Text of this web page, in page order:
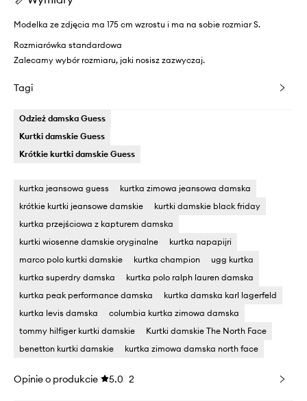
Modelka ze zdjęcia ma 175 cm wzrostu i ma na sobie rozmiar S.
Rozmiarówka standardowa
Zalecamy wybór rozmiaru, jaki nosisz zazwyczaj.
Tagi
Odzież damska Guess
Kurtki damskie Guess
Krótkie kurtki damskie Guess
kurtka jeansowa guess
kurtka zimowa jeansowa damska
krótkie kurtki jeansowe damskie
kurtki damskie black friday
kurtka przejściowa z kapturem damska
kurtki wiosenne damskie oryginalne
kurtka napapijri
marco polo kurtki damskie
kurtka champion
ugg kurtka
kurtka superdry damska
kurtka polo ralph lauren damska
kurtka peak performance damska
kurtka damska karl lagerfeld
kurtka levis damska
columbia kurtka zimowa damska
tommy hilfiger kurtki damskie
Kurtki damskie The North Face
benetton kurtki damskie
kurtka zimowa damska north face
Opinie o produkcie 5.0 2